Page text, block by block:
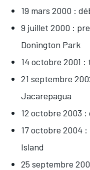
19 mars 2000 :
9 juillet 2000 :
Donington Park
14 octobre 2001
21 septembre
Jacarepagua
12 octobre 2003
17 octobre 2004
Island
25 septembre